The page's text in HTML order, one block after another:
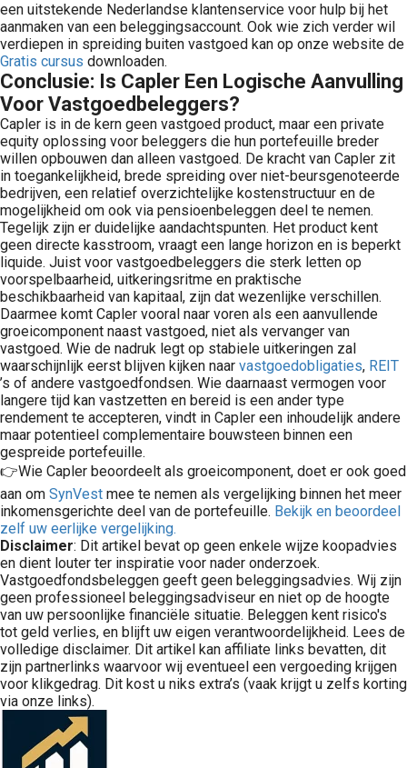
een uitstekende Nederlandse klantenservice voor hulp bij het
aanmaken van een beleggingsaccount. Ook wie zich verder wil
verdiepen in spreiding buiten vastgoed kan op onze website de
Gratis cursus downloaden.
Conclusie: Is Capler Een Logische Aanvulling
Voor Vastgoedbeleggers?
Capler is in de kern geen vastgoed product, maar een private
equity oplossing voor beleggers die hun portefeuille breder
willen opbouwen dan alleen vastgoed. De kracht van Capler zit
in toegankelijkheid, brede spreiding over niet-beursgenoteerde
bedrijven, een relatief overzichtelijke kostenstructuur en de
mogelijkheid om ook via pensioenbeleggen deel te nemen.
Tegelijk zijn er duidelijke aandachtspunten. Het product kent
geen directe kasstroom, vraagt een lange horizon en is beperkt
liquide. Juist voor vastgoedbeleggers die sterk letten op
voorspelbaarheid, uitkeringsritme en praktische
beschikbaarheid van kapitaal, zijn dat wezenlijke verschillen.
Daarmee komt Capler vooral naar voren als een aanvullende
groeicomponent naast vastgoed, niet als vervanger van
vastgoed. Wie de nadruk legt op stabiele uitkeringen zal
waarschijnlijk eerst blijven kijken naar vastgoedobligaties, REIT
’s of andere vastgoedfondsen. Wie daarnaast vermogen voor
langere tijd kan vastzetten en bereid is een ander type
rendement te accepteren, vindt in Capler een inhoudelijk andere
maar potentieel complementaire bouwsteen binnen een
gespreide portefeuille.
👉Wie Capler beoordeelt als groeicomponent, doet er ook goed
aan om SynVest mee te nemen als vergelijking binnen het meer
inkomensgerichte deel van de portefeuille. Bekijk en beoordeel
zelf uw eerlijke vergelijking.
Disclaimer: Dit artikel bevat op geen enkele wijze koopadvies
en dient louter ter inspiratie voor nader onderzoek.
Vastgoedfondsbeleggen geeft geen beleggingsadvies. Wij zijn
geen professioneel beleggingsadviseur en niet op de hoogte
van uw persoonlijke financiële situatie. Beleggen kent risico's
tot geld verlies, en blijft uw eigen verantwoordelijkheid. Lees de
volledige disclaimer. Dit artikel kan affiliate links bevatten, dit
zijn partnerlinks waarvoor wij eventueel een vergoeding krijgen
voor klikgedrag. Dit kost u niks extra’s (vaak krijgt u zelfs korting
via onze links).